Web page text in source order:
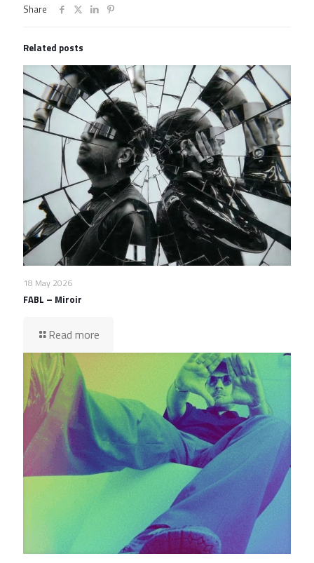
Share
Related posts
18 May 2026
FABL – Miroir
Read more